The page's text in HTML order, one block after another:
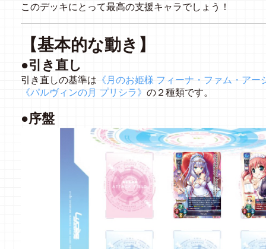
このデッキにとって最高の支援キャラでしょう！
【基本的な動き】
●引き直し
引き直しの基準は 《月のお姫様 フィーナ・ファム・アー
《パルヴィンの月 プリシラ》 の２種類です。
●序盤